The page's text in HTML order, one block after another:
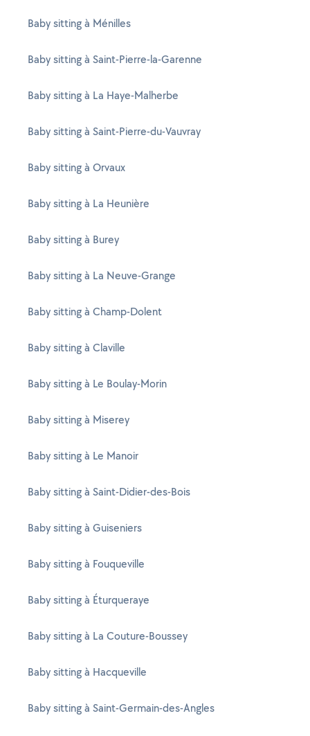
Baby sitting à Ménilles
Baby sitting à Saint-Pierre-la-Garenne
Baby sitting à La Haye-Malherbe
Baby sitting à Saint-Pierre-du-Vauvray
Baby sitting à Orvaux
Baby sitting à La Heunière
Baby sitting à Burey
Baby sitting à La Neuve-Grange
Baby sitting à Champ-Dolent
Baby sitting à Claville
Baby sitting à Le Boulay-Morin
Baby sitting à Miserey
Baby sitting à Le Manoir
Baby sitting à Saint-Didier-des-Bois
Baby sitting à Guiseniers
Baby sitting à Fouqueville
Baby sitting à Éturqueraye
Baby sitting à La Couture-Boussey
Baby sitting à Hacqueville
Baby sitting à Saint-Germain-des-Angles